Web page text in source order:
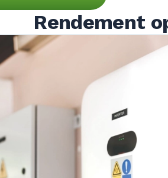
Rendement